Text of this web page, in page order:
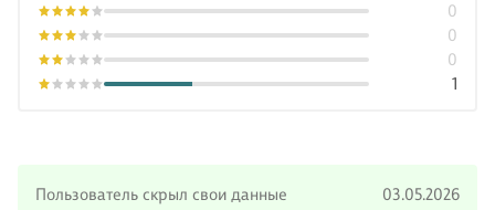
1
0
0
0
Пользователь скрыл свои данные 03.05.2026